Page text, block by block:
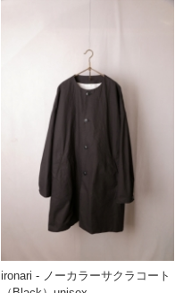
ironari - ノーカラーサクラコート